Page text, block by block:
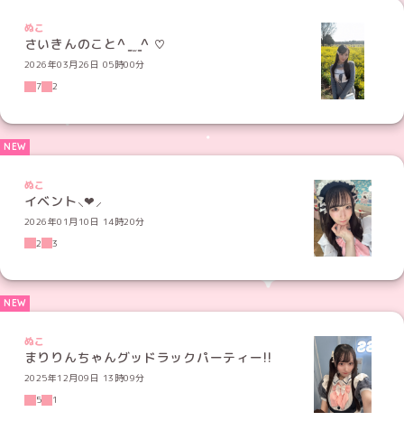
ぬこ
さいきんのこと^ ̳ ̫ ̳^ ♡
2026年03月26日 05時00分
7
2
ぬこ
イベント⸜❤︎⸝‍
2026年01月10日 14時20分
2
3
ぬこ
まりりんちゃんグッドラックパーティー!!
2025年12月09日 13時09分
5
1